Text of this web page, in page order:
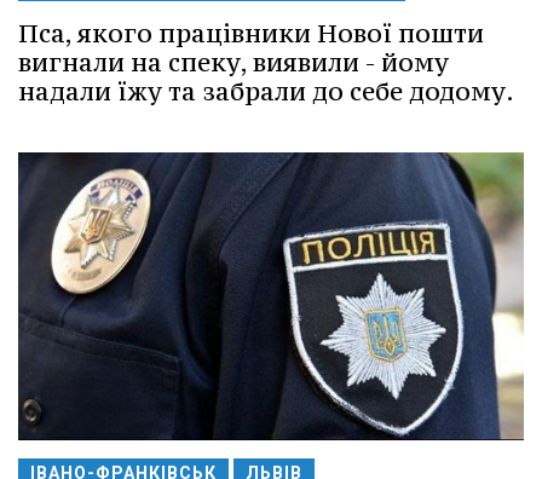
Пса, якого працівники Нової пошти
вигнали на спеку, виявили - йому
надали їжу та забрали до себе додому.
ІВАНО-ФРАНКІВСЬК ЛЬВІВ